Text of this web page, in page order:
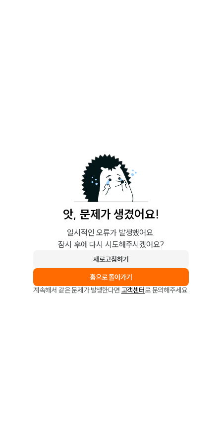
앗, 문제가 생겼어요!
일시적인 오류가 발생했어요.
잠시 후에 다시 시도해주시겠어요?
새로고침하기
홈으로 돌아가기
계속해서 같은 문제가 발생한다면 고객센터로 문의해주세요.